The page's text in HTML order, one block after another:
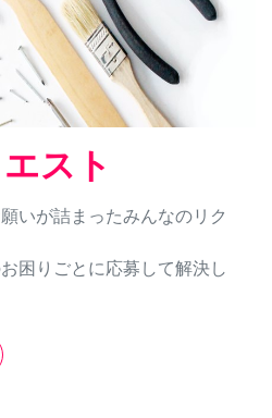
スト
いが詰まったみんなのリク
困りごとに応募して解決し